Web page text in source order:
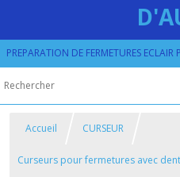
PREPARATION DE FERMETURES ECLAIR
Accueil CURSEUR
Curseurs pour fermetures avec